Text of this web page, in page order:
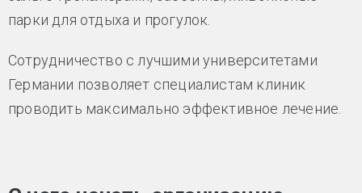
парки для отдыха и прогулок.
Сотрудничество с лучшими университетами
Германии позволяет специалистам клиник
проводить максимально эффективное лечение.